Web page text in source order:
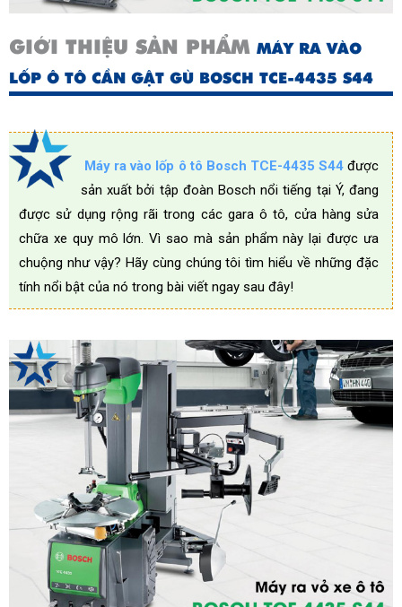
GIỚI THIỆU SẢN PHẨM MÁY RA VÀO
LỐP Ô TÔ CẦN GẬT GÙ BOSCH TCE-4435 S44
Máy ra vào lốp ô tô Bosch TCE-4435 S44 được
sản xuất bởi tập đoàn Bosch nổi tiếng tại Ý, đang
được sử dụng rộng rãi trong các gara ô tô, cửa hàng sửa
chữa xe quy mô lớn. Vì sao mà sản phẩm này lại được ưa
chuộng như vậy? Hãy cùng chúng tôi tìm hiểu về những đặc
tính nổi bật của nó trong bài viết ngay sau đây!